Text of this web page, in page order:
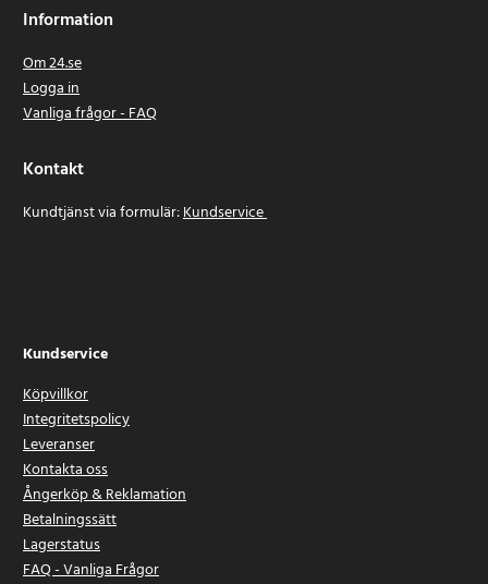
Information
Om 24.se
Logga in
Vanliga frågor - FAQ
Kontakt
Kundtjänst via formulär:Kundservice
Kundservice
Köpvillkor
Integritetspolicy
Leveranser
Kontakta oss
Ångerköp & Reklamation
Betalningssätt
Lagerstatus
FAQ - Vanliga Frågor